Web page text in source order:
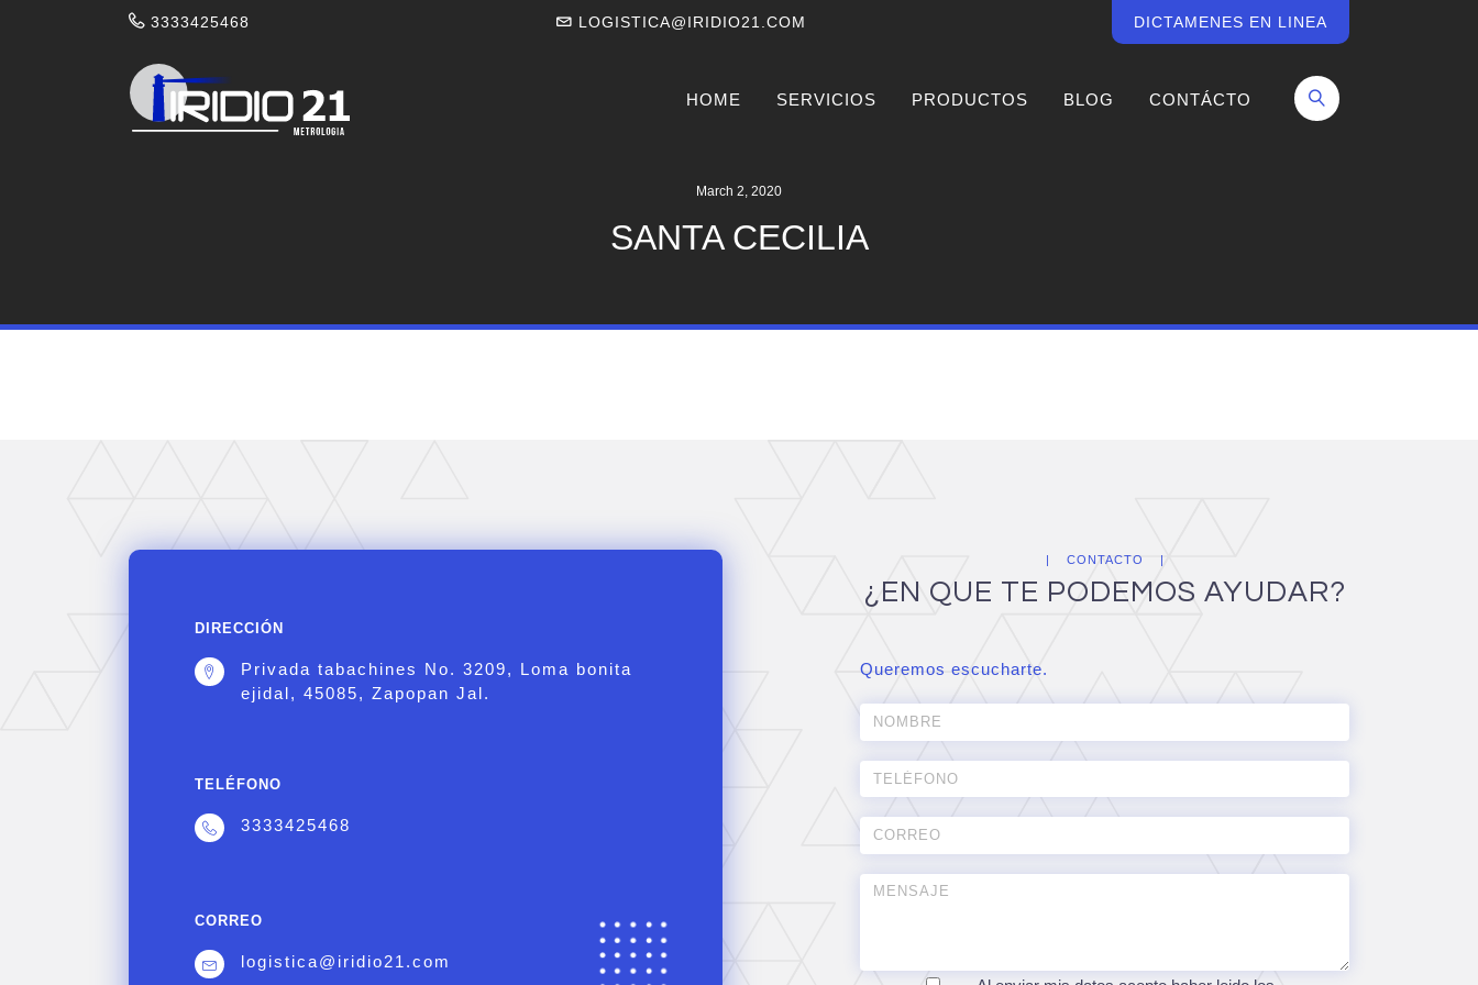
3333425468 LOGISTICA@IRIDIO21.COM DICTAMENES EN LINEA
HOME SERVICIOS PRODUCTOS BLOG CONTÁCTO
March 2, 2020
SANTA CECILIA
DIRECCIÓN
Privada tabachines No. 3209, Loma bonita
ejidal, 45085, Zapopan Jal.
TELÉFONO
3333425468
CORREO
logistica@iridio21.com
CONTACTO
¿EN QUE TE PODEMOS AYUDAR?
Queremos escucharte.